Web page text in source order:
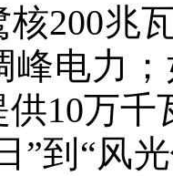
200兆
峰电力
10万千
”到“风